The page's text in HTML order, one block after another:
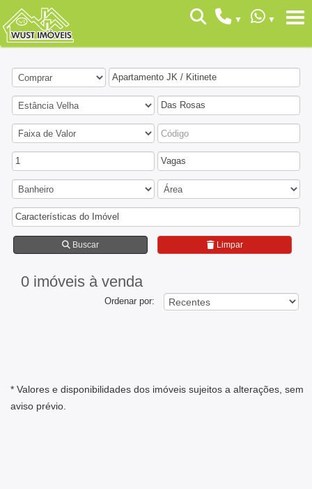
Apartamento JK / Kitinete
Das Rosas
1 Vagas
Características do Imóvel
Buscar Limpar
0 imóveis à venda
Ordenar por:
* Valores e disponibilidades dos imóveis sujeitos a alterações, sem
aviso prévio.